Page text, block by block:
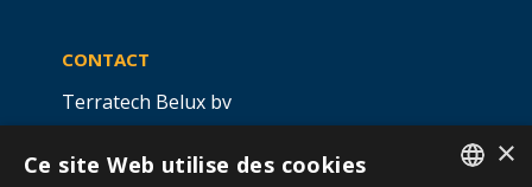
CONTACT
Terratech Belux bv
boîte 5,9000 GAND ×
Ce site Web utilise des cookies